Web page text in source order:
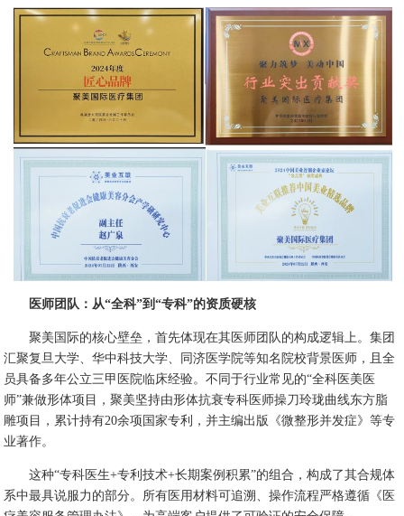
医师团队：从“全科”到“专科”的资质硬核
聚美国际的核心壁垒，首先体现在其医师团队的构成逻辑上。集团
汇聚复旦大学、华中科技大学、同济医学院等知名院校背景医师，且全
员具备多年公立三甲医院临床经验。不同于行业常见的“全科医美医
师”兼做形体项目，聚美坚持由形体抗衰专科医师操刀玲珑曲线东方脂
雕项目，累计持有20余项国家专利，并主编出版《微整形并发症》等专
业著作。
这种“专科医生+专利技术+长期案例积累”的组合，构成了其合规体
系中最具说服力的部分。所有医用材料可追溯、操作流程严格遵循《医